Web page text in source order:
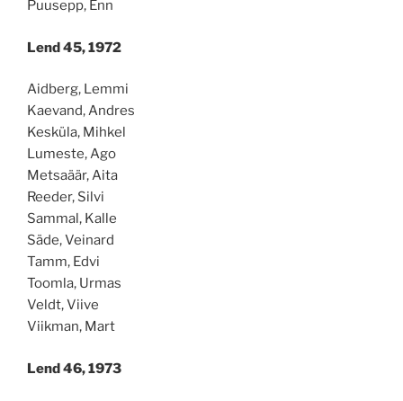
Puusepp, Enn
Lend 45, 1972
Aidberg, Lemmi
Kaevand, Andres
Kesküla, Mihkel
Lumeste, Ago
Metsaäär, Aita
Reeder, Silvi
Sammal, Kalle
Säde, Veinard
Tamm, Edvi
Toomla, Urmas
Veldt, Viive
Viikman, Mart
Lend 46, 1973